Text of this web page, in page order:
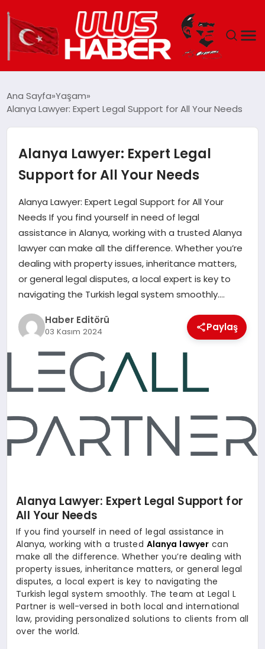
DÜNYA
EKONOMI
SIYASET
TEKNOLOJI
MAGAZIN
SPOR
YAŞAM
Ana Sayfa Yaşam
Alanya Lawyer: Expert Legal Support for All Your Needs
Alanya Lawyer: Expert Legal
Support for All Your Needs
Alanya Lawyer: Expert Legal Support for All Your
Needs If you find yourself in need of legal
assistance in Alanya, working with a trusted Alanya
lawyer can make all the difference. Whether you’re
dealing with property issues, inheritance matters,
or general legal disputes, a local expert is key to
navigating the Turkish legal system smoothly….
Haber Editörü
03 Kasım 2024 Paylaş
Alanya Lawyer: Expert Legal Support for
All Your Needs
If you find yourself in need of legal assistance in
Alanya, working with a trusted Alanya lawyer can
make all the difference. Whether you’re dealing with
property issues, inheritance matters, or general legal
disputes, a local expert is key to navigating the
Turkish legal system smoothly. The team at Legal L
Partner is well-versed in both local and international
law, providing personalized solutions to clients from all
over the world.